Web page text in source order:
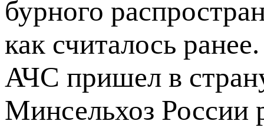
бурного
как считалось
АЧС пришел в
Минсельхоз России